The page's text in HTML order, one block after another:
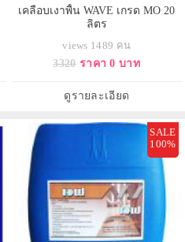
เคลือบเงาพื้น WAVE เกรด MO 20
ลิตร
views 1489 คน
3320 ราคา 0 บาท
ดูรายละเอียด
SALE
100%